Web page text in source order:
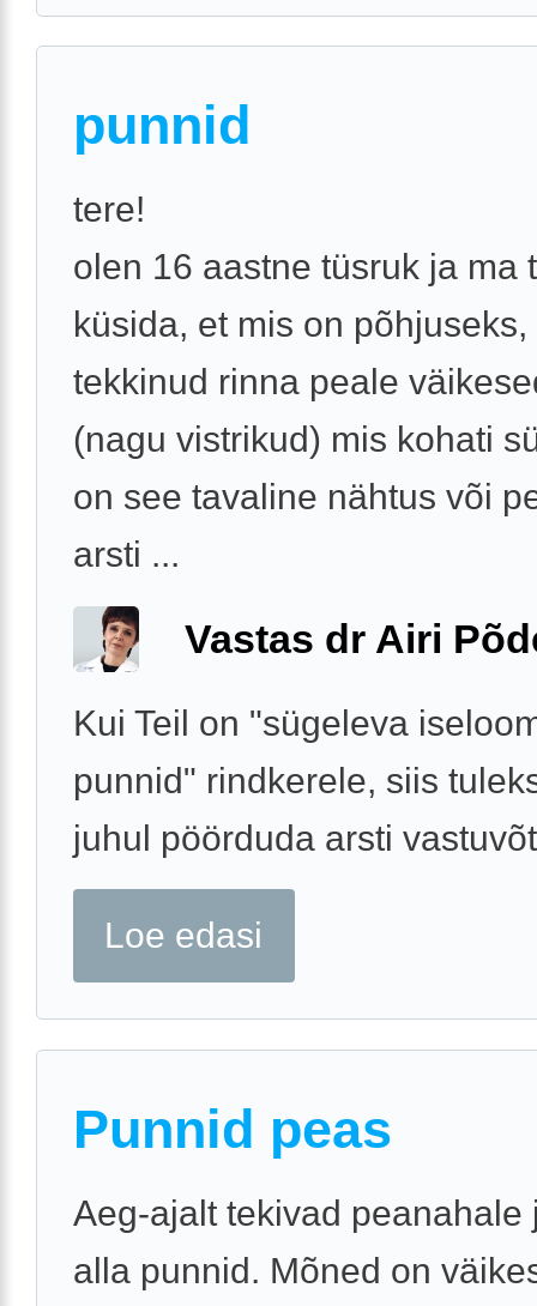
punnid
tere!
olen 16 aastne tüsruk ja ma
küsida, et mis on
tekkinud rinna peale
(nagu vistrikud) mis kohati
on see tavaline nähtus või
arsti ...
Vastas dr Airi
Kui Teil on "sügeleva
punnid" rindkerele, siis
juhul pöörduda arsti
Loe edasi
Punnid peas
Aeg-ajalt tekivad peanahale
alla punnid. Mõned on